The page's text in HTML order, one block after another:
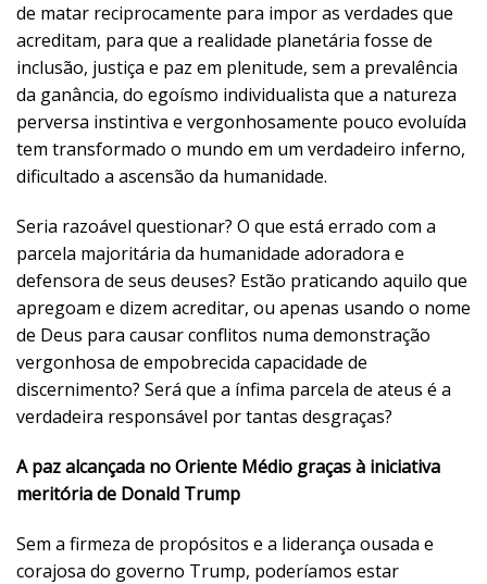
de matar reciprocamente para impor as verdades que
acreditam, para que a realidade planetária fosse de
inclusão, justiça e paz em plenitude, sem a prevalência
da ganância, do egoísmo individualista que a natureza
perversa instintiva e vergonhosamente pouco evoluída
tem transformado o mundo em um verdadeiro inferno,
dificultado a ascensão da humanidade.
Seria razoável questionar? O que está errado com a
parcela majoritária da humanidade adoradora e
defensora de seus deuses? Estão praticando aquilo que
apregoam e dizem acreditar, ou apenas usando o nome
de Deus para causar conflitos numa demonstração
vergonhosa de empobrecida capacidade de
discernimento? Será que a ínfima parcela de ateus é a
verdadeira responsável por tantas desgraças?
A paz alcançada no Oriente Médio graças à iniciativa
meritória de Donald Trump
Sem a firmeza de propósitos e a liderança ousada e
corajosa do governo Trump, poderíamos estar